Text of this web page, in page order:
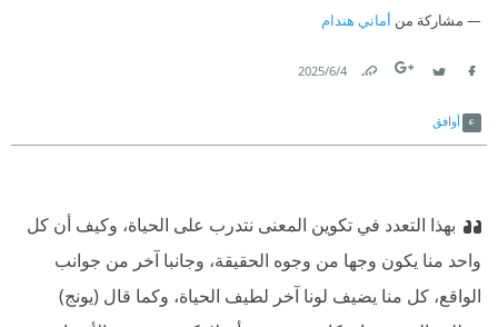
مشاركة من أماني هندام
4‏/6‏/2025
أوافق
بهذا التعدد في تكوين المعنى نتدرب على الحياة، وكيف أن كل
واحد منا يكون وجها من وجوه الحقيقة، وجانبا آخر من جوانب
الواقع، كل منا يضيف لونا آخر لطيف الحياة، وكما قال (يونج)